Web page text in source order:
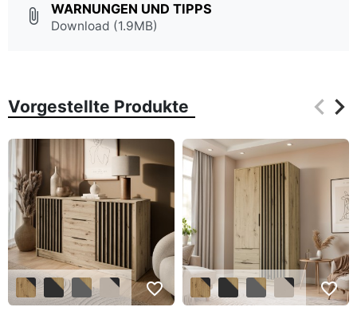
attach_file WARNUNGEN UND TIPPS
Download (1.9MB)
Vorgestellte Produkte keyboard_arrow_left
keyboard_arrow_right
favorite_border favorite_border